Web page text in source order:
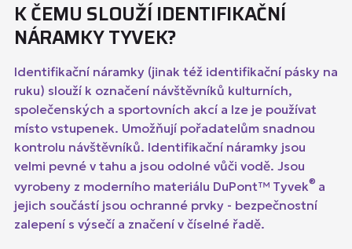
K ČEMU SLOUŽÍ IDENTIFIKAČNÍ
NÁRAMKY TYVEK?
Identifikační náramky (jinak též identifikační pásky na
ruku) slouží k označení návštěvníků kulturních,
společenských a sportovních akcí a lze je používat
místo vstupenek. Umožňují pořadatelům snadnou
kontrolu návštěvníků. Identifikační náramky jsou
velmi pevné v tahu a jsou odolné vůči vodě. Jsou
vyrobeny z moderního materiálu DuPont™ Tyvek® a
jejich součástí jsou ochranné prvky - bezpečnostní
zalepení s výsečí a značení v číselné řadě.